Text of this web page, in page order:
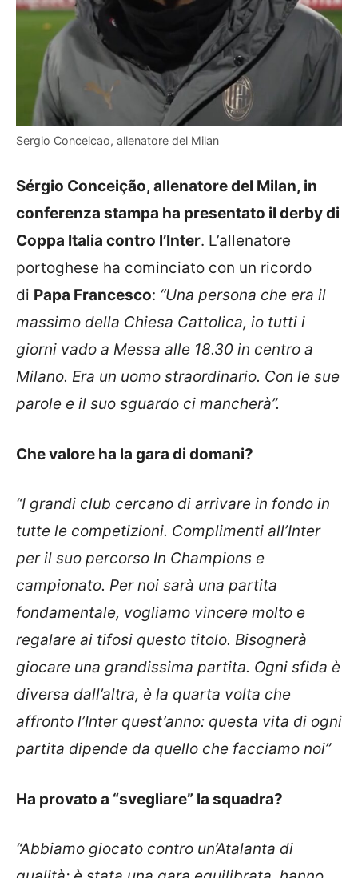
Sergio Conceicao, allenatore del Milan
Sérgio Conceição, allenatore del Milan, in
conferenza stampa ha presentato il derby di
Coppa Italia contro l’Inter. L’allenatore
portoghese ha cominciato con un ricordo
di Papa Francesco: “Una persona che era il
massimo della Chiesa Cattolica, io tutti i
giorni vado a Messa alle 18.30 in centro a
Milano. Era un uomo straordinario. Con le sue
parole e il suo sguardo ci mancherà”.
Che valore ha la gara di domani?
“I grandi club cercano di arrivare in fondo in
tutte le competizioni. Complimenti all’Inter
per il suo percorso In Champions e
campionato. Per noi sarà una partita
fondamentale, vogliamo vincere molto e
regalare ai tifosi questo titolo. Bisognerà
giocare una grandissima partita. Ogni sfida è
diversa dall’altra, è la quarta volta che
affronto l’Inter quest’anno: questa vita di ogni
partita dipende da quello che facciamo noi”
Ha provato a “svegliare” la squadra?
“Abbiamo giocato contro un’Atalanta di